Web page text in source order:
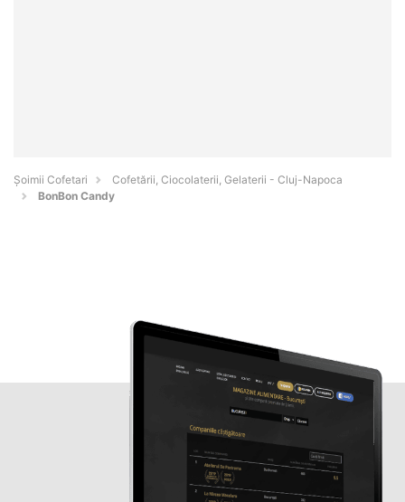
Șoimii Cofetari
Cofetării, Ciocolaterii, Gelaterii - Cluj-Napoca
BonBon Candy